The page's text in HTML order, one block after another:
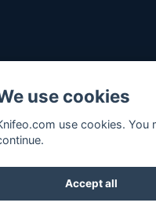
use cookies
use cookies.
Accept all